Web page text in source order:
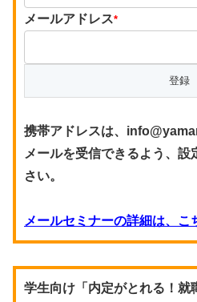
メールアドレス*
携帯アドレスは、
メールを受信できるよう、設
さい。
メールセミナーの詳細は、こ
学生向け「内定がとれる！就